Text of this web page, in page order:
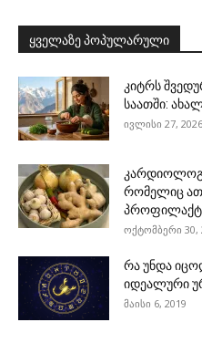
ყველაზე პოპულარული
კიტრს
საათში:
ივლისი 27, 2026
რომელიც
ოქტომბერი 30,
რა უნდა
იდეალური
მაისი 6, 2019